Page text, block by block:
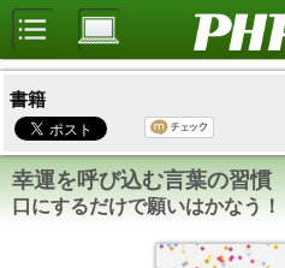
書籍
幸運を呼び込む言葉の習慣
口にするだけで願いはかなう！